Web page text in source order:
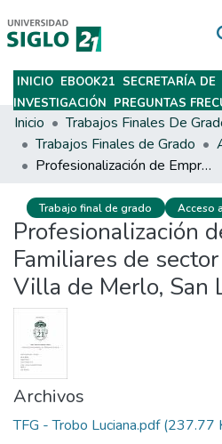
Subir
INICIO EBOOK21 SECRETARÍA DE
INVESTIGACIÓN PREGUNTAS
Inicio
Trabajos Finales de Grado
Profesionalización de Empresas Familiares de sector Hotelero de la Villa de Merlo, San Luis.
Trabajo final de grado Acceso
Profesionalización
Familiares de
Villa de Merlo, San
Archivos
TFG - Trobo Luciana.pdf(237.77